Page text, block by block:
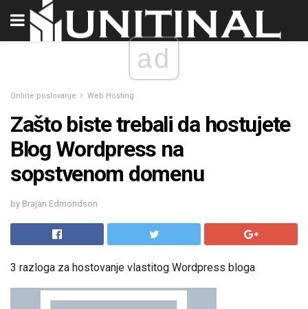
ad
Online poslovanje Web Hosting
Zašto biste trebali da hostujete
Blog Wordpress na
sopstvenom domenu
by Brajan Edmondson
3 razloga za hostovanje vlastitog Wordpress bloga